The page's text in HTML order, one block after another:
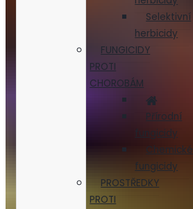
Selektivní
herbicidy
FUNGICIDY
PROTI
CHOROBÁM
Přírodní
fungicidy
Chemické
fungicidy
PROSTŘEDKY
PROTI